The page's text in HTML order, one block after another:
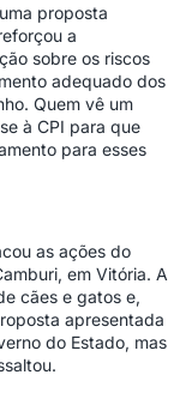
proposta
a
sobre os riscos
adequado dos
Quem vê um
à CPI para que
para esses
as ações do
em Vitória. A
cães e gatos e,
apresentada
do Estado, mas